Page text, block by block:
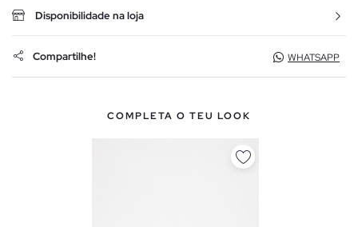
Disponibilidade na loja
Compartilhe! WHATSAPP
COMPLETA O TEU LOOK